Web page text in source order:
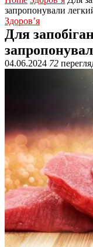
запропонували
Здоров’я
Для
04.06.2024 72